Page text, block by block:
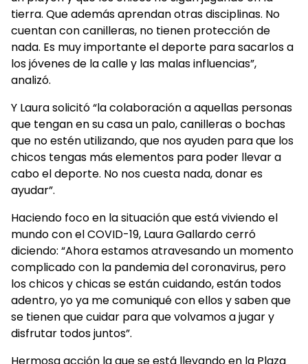
tierra. Que además aprendan otras disciplinas. No
cuentan con canilleras, no tienen protección de
nada. Es muy importante el deporte para sacarlos a
los jóvenes de la calle y las malas influencias”,
analizó.
Y Laura solicitó “la colaboración a aquellas personas
que tengan en su casa un palo, canilleras o bochas
que no estén utilizando, que nos ayuden para que los
chicos tengas más elementos para poder llevar a
cabo el deporte. No nos cuesta nada, donar es
ayudar”.
Haciendo foco en la situación que está viviendo el
mundo con el COVID-19, Laura Gallardo cerró
diciendo: “Ahora estamos atravesando un momento
complicado con la pandemia del coronavirus, pero
los chicos y chicas se están cuidando, están todos
adentro, yo ya me comuniqué con ellos y saben que
se tienen que cuidar para que volvamos a jugar y
disfrutar todos juntos”.